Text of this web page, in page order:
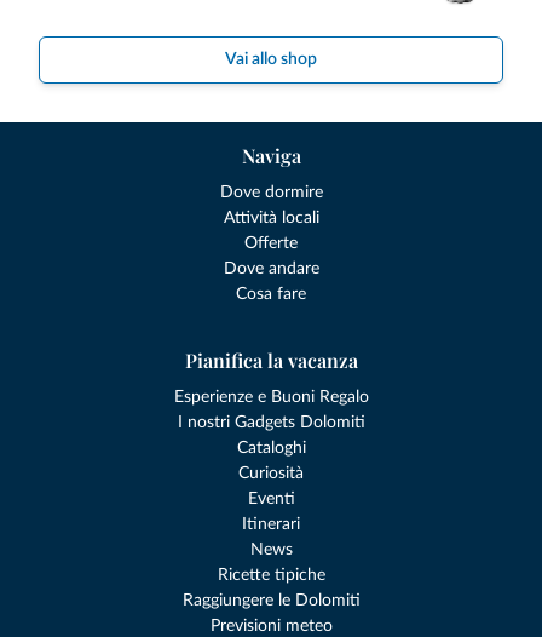
Vai allo shop
Naviga
Dove dormire
Attività locali
Offerte
Dove andare
Cosa fare
Pianifica la vacanza
Esperienze e Buoni Regalo
I nostri Gadgets Dolomiti
Cataloghi
Curiosità
Eventi
Itinerari
News
Ricette tipiche
Raggiungere le Dolomiti
Previsioni meteo